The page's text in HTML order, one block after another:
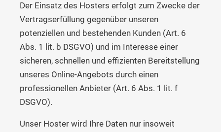
Der Einsatz des Hosters erfolgt zum Zwecke der
Vertragserfüllung gegenüber unseren
potenziellen und bestehenden Kunden (Art. 6
Abs. 1 lit. b DSGVO) und im Interesse einer
sicheren, schnellen und effizienten Bereitstellung
unseres Online-Angebots durch einen
professionellen Anbieter (Art. 6 Abs. 1 lit. f
DSGVO).
Unser Hoster wird Ihre Daten nur insoweit